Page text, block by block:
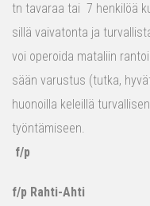
tn tavaraa tai 7 henkilöä
sillä vaivatonta ja
voi operoida mataliin
sään varustus (tutka,
huonoilla keleillä
työntämiseen.
f/p
f/p Rahti-Ahti